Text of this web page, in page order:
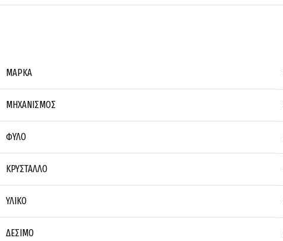
ΜΆΡΚΑ
ΜΗΧΑΝΙΣΜΌΣ
ΦΎΛΟ
ΚΡΎΣΤΑΛΛΟ
ΥΛΙΚΌ
ΔΈΣΙΜΟ